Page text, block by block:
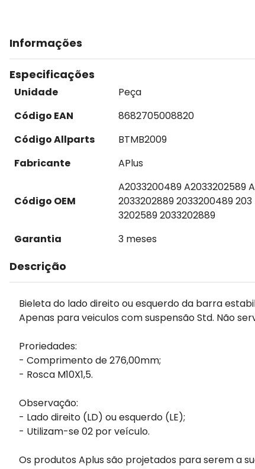
Informações
Especificações
Unidade
Peça
Código EAN
8682705008820
Código Allparts
BTMB2009
Fabricante
APlus
Código OEM
A2033200489 A2033202589 A
2033202889 2033200489 203
3202589 2033202889
Garantia
3 meses
Descrição
Bieleta do lado direito ou esquerdo da barra
Apenas para veiculos com suspensão Std. Não
Proriedades:
- Comprimento de 276,00mm;
- Rosca M10X1,5.
Observação:
- Lado direito (LD) ou esquerdo (LE);
- Utilizam-se 02 por veículo.
Os produtos Aplus são projetados para serem a